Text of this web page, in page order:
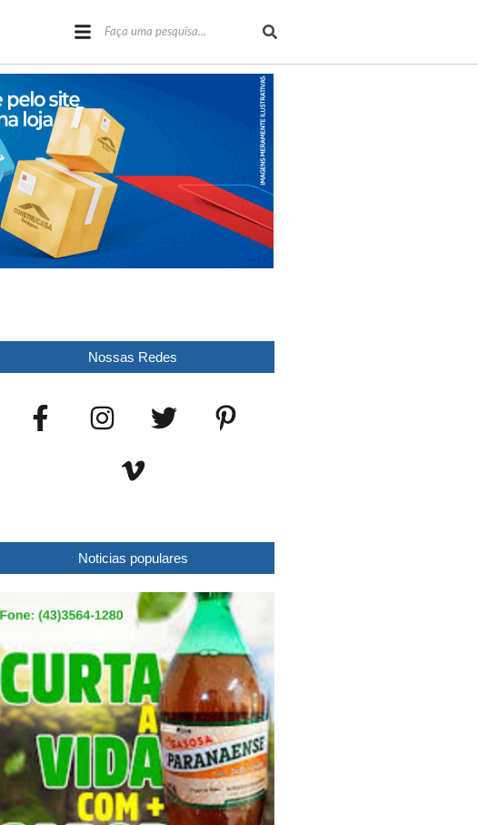
Nossas Redes
Noticias populares